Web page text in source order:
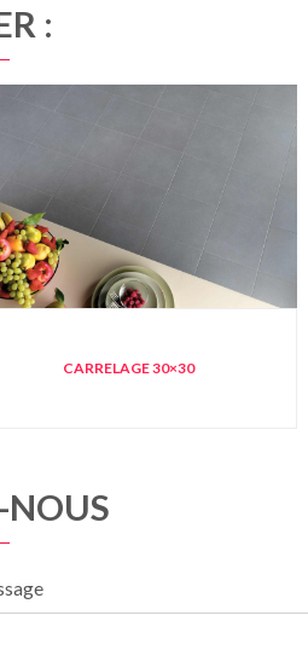
:
CARRELAGE 30×30
NOUS